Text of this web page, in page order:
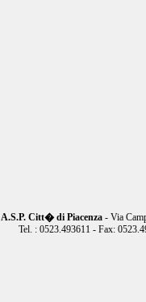
A.S.P. Citt� di Piacenza - Via
Tel. : 0523.493611 - Fax: